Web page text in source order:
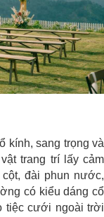
kính, sang trọng và
trang trí lấy cảm
đài phun nước,
có kiểu dáng cổ
tiệc cưới ngoài trời